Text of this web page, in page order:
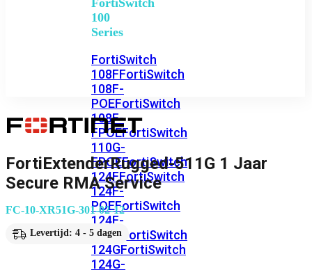
FortiSwitch
100
Series
FortiSwitch
108FFortiSwitch
108F-
POEFortiSwitch
108F-
FPOEFortiSwitch
110G-
FPOEFortiSwitch
124FFortiSwitch
124F-
POEFortiSwitch
124F-
FPOE FortiSwitch
124GFortiSwitch
124G-
FortiExtenderRugged-511G 1 Jaar
Secure RMA Service
FC-10-XR51G-301-02-12
Levertijd: 4 - 5 dagen